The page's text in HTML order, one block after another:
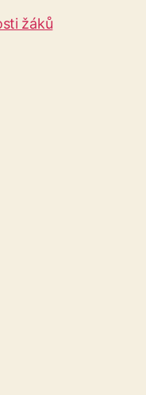
žáků